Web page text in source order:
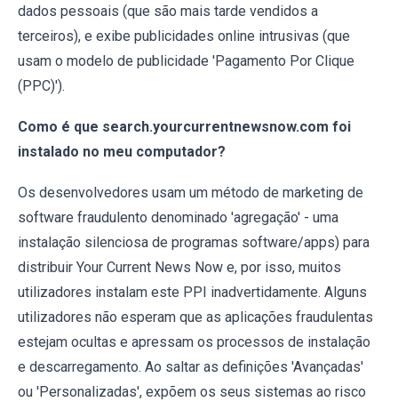
dados pessoais (que são mais tarde vendidos a
terceiros), e exibe publicidades online intrusivas (que
usam o modelo de publicidade 'Pagamento Por Clique
(PPC)').
Como é que search.yourcurrentnewsnow.com foi
instalado no meu computador?
Os desenvolvedores usam um método de marketing de
software fraudulento denominado 'agregação' - uma
instalação silenciosa de programas software/apps) para
distribuir Your Current News Now e, por isso, muitos
utilizadores instalam este PPI inadvertidamente. Alguns
utilizadores não esperam que as aplicações fraudulentas
estejam ocultas e apressam os processos de instalação
e descarregamento. Ao saltar as definições 'Avançadas'
ou 'Personalizadas', expõem os seus sistemas ao risco